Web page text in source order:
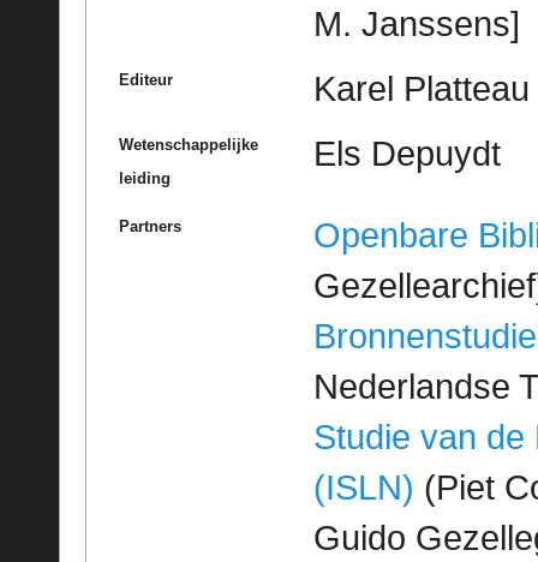
M. Janssens]
Editeur Karel Platteau
Wetenschappelijke
leiding
Els Depuydt
Partners
Openbare
Bronnenstudie
Nederlandse
Studie van de
(ISLN) (Piet
Guido